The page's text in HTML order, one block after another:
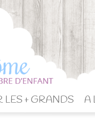
LES + GRANDS A